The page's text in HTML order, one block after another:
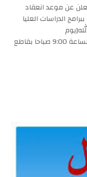
عن موعد انعقاد
الدراسات العليا
الأربعاءالموافق31_7_2024م ] على تمام الساعة 9:00 صباحا بقاطع